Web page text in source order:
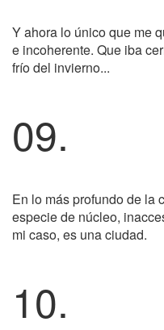
Y ahora lo único que me
e incoherente. Que iba
frío del invierno...
09.
En lo más profundo de la
especie de núcleo,
mi caso, es una ciudad.
10.